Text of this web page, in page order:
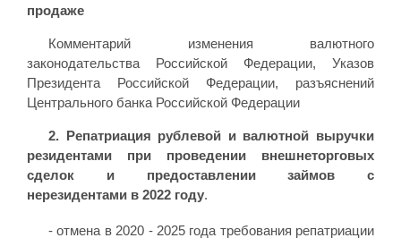
продаже
Комментарий изменения валютного
законодательства Российской Федерации, Указов
Президента Российской Федерации, разъяснений
Центрального банка Российской Федерации
2.
Репатриация рублевой и валютной выручки
резидентами при проведении внешнеторговых
сделок и предоставлении займов с
нерезидентами в 2022 году.
- отмена в 2020 - 2025 года требования репатриации